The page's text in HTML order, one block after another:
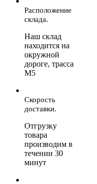
Расположение
склада.
Наш склад
находится на
окружной
дороге, трасса
М5
Скорость
доставки.
Отгрузку
товара
производим в
течении 30
минут